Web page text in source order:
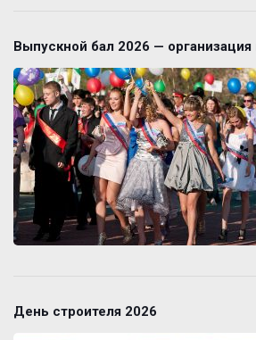
Выпускной бал 2026 — организация
День строителя 2026